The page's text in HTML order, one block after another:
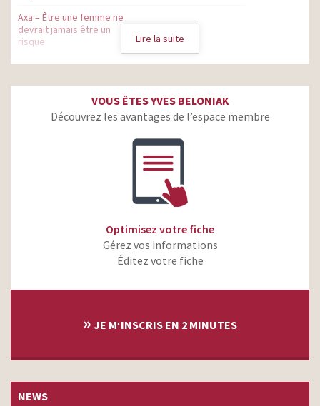
Axa – Être une femme ne
devrait jamais être un
risque
Axa – La confiance est une
avancer
Axa – Le garage –
monteur
monteur
Lire la suite
VOUS ÊTES YVES BELONIAK
Découvrez les avantages de l’espace membre
Optimisez votre fiche
Gérez vos informations
Éditez votre fiche
» JE M‘INSCRIS EN 2 MINUTES
NEWS